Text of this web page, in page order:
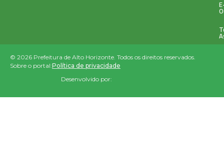
© 2026 Prefeitura de Alto Horizonte. Todos os direitos reservados.
Sobre o portal:Política de privacidade
Desenvolvido por: